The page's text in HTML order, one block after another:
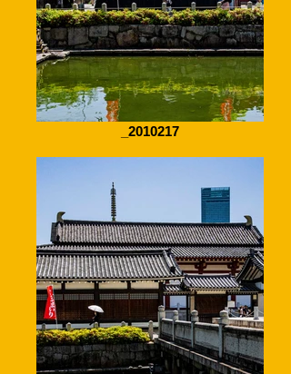
_2010217